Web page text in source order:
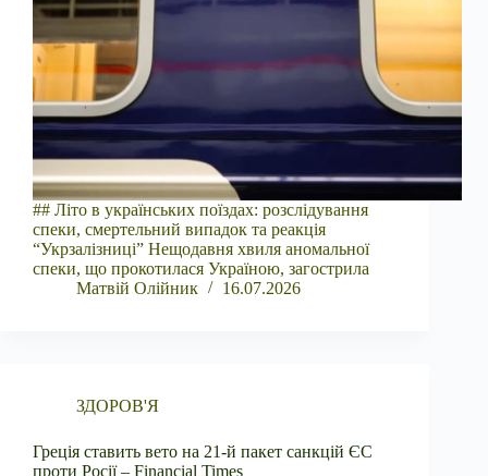
## Літо в українських поїздах: розслідування
спеки, смертельний випадок та реакція
“Укрзалізниці” Нещодавня хвиля аномальної
спеки, що прокотилася Україною, загострила
Матвій Олійник
16.07.2026
ЗДОРОВ'Я
Греція ставить вето на 21-й пакет санкцій ЄС
проти Росії – Financial Times